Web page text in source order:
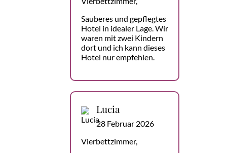
Sauberes und gepflegtes
Hotel in idealer Lage. Wir
waren mit zwei Kindern
dort und ich kann dieses
Hotel nur empfehlen.
Lucia
28 Februar 2026
Vierbettzimmer,